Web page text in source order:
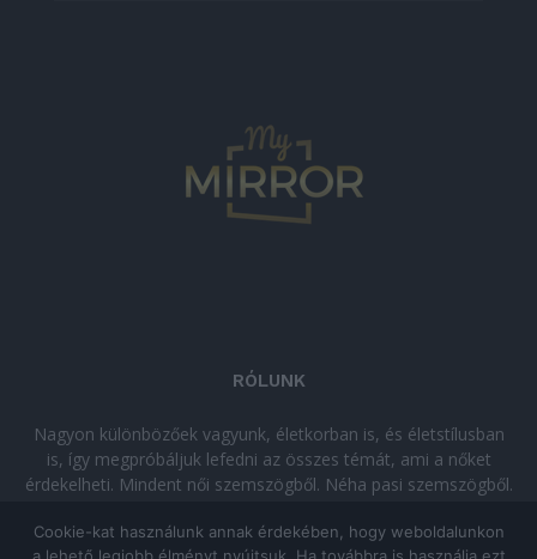
RÓLUNK
Nagyon különbözőek vagyunk, életkorban is, és életstílusban
is, így megpróbáljuk lefedni az összes témát, ami a nőket
érdekelheti. Mindent női szemszögből. Néha pasi szemszögből.
kikapcsolódásra vágysz!
Cookie-kat használunk annak érdekében, hogy weboldalunkon